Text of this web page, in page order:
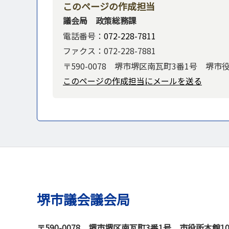
このページの作成担当
議会局 政策総務課
電話番号： 072-228-7811
ファクス：072-228-7881
〒590-0078 堺市堺区南瓦町3番1号 堺市
このページの作成担当にメールを送る
堺市議会議会局